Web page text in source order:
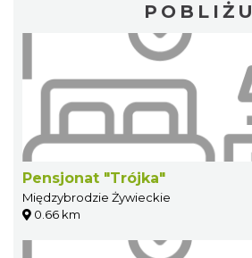
POBLIŻU
Pensjonat "Trójka"
Międzybrodzie Żywieckie
0.66 km